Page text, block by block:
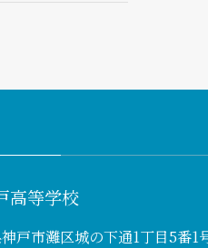
高等学校
戸市灘区城の下通1丁目5番1